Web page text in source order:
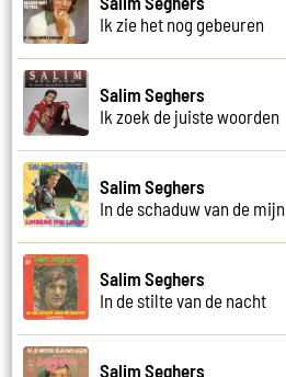
Ik zie het nog gebeuren
Salim Seghers
Ik zoek de juiste woorden
Salim Seghers
In de schaduw van de mijn
Salim Seghers
In de stilte van de nacht
Salim Seghers